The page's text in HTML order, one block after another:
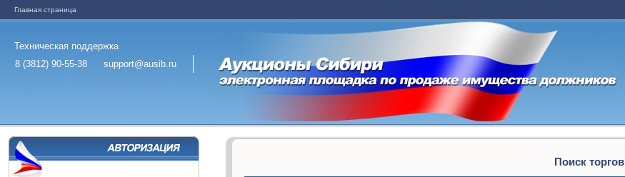
Главная страница
Техническая поддержка
8 (3812) 90-55-38
support@ausib.ru
Поиск торгов